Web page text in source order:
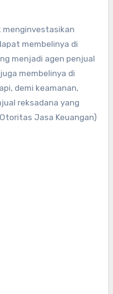
menginvestasikan
membelinya di
menjadi agen penjual
membelinya di
demi keamanan,
reksadana yang
Jasa Keuangan)